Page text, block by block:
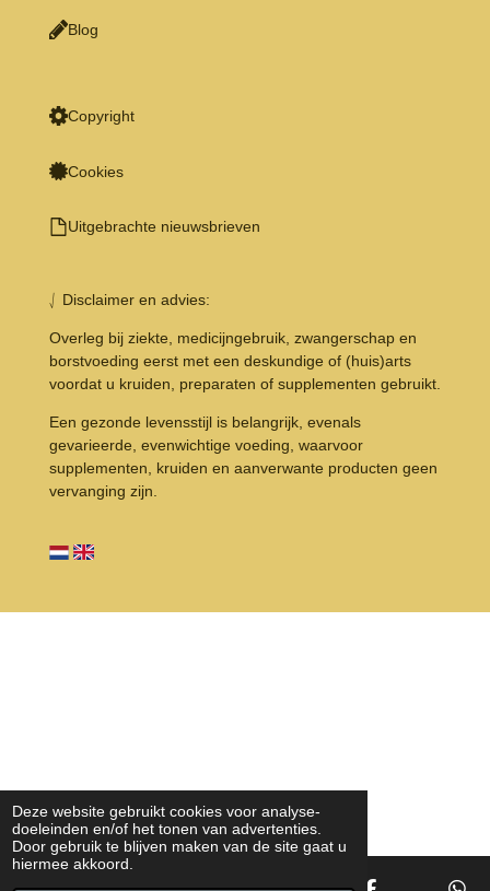
Deze website gebruikt cookies voor analyse-
doeleinden en/of het tonen van advertenties.
Door gebruik te blijven maken van de site gaat u
hiermee akkoord.
Blog
Copyright
Cookies
Uitgebrachte nieuwsbrieven
⎷ Disclaimer en advies:
Overleg bij ziekte, medicijngebruik, zwangerschap en
borstvoeding eerst met een deskundige of (huis)arts
voordat u kruiden, preparaten of supplementen gebruikt.
Een gezonde levensstijl is belangrijk, evenals
gevarieerde, evenwichtige voeding, waarvoor
supplementen, kruiden en aanverwante producten geen
vervanging zijn.